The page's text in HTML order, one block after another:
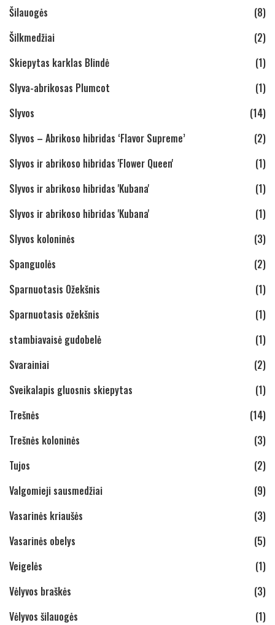
Šilauogės
(8)
Šilkmedžiai
(2)
Skiepytas karklas Blindė
(1)
Slyva-abrikosas Plumcot
(1)
Slyvos
(14)
Slyvos – Abrikoso hibridas ‘Flavor Supreme’
(2)
Slyvos ir abrikoso hibridas 'Flower Queen'
(1)
Slyvos ir abrikoso hibridas 'Kubana'
(1)
Slyvos ir abrikoso hibridas 'Kubana'
(1)
Slyvos koloninės
(3)
Spanguolės
(2)
Sparnuotasis Ožekšnis
(1)
Sparnuotasis ožekšnis
(1)
stambiavaisė gudobelė
(1)
Svarainiai
(2)
Sveikalapis gluosnis skiepytas
(1)
Trešnės
(14)
Trešnės koloninės
(3)
Tujos
(2)
Valgomieji sausmedžiai
(9)
Vasarinės kriaušės
(3)
Vasarinės obelys
(5)
Veigelės
(1)
Vėlyvos braškės
(3)
Vėlyvos šilauogės
(1)